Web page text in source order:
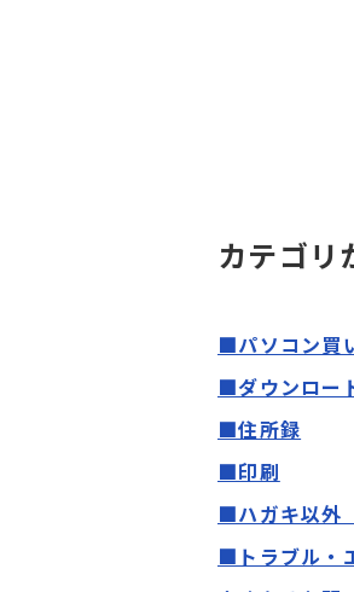
カテゴリ
■パソコン買
■ダウンロー
■住所録
■印刷
■ハガキ以外
■トラブル・